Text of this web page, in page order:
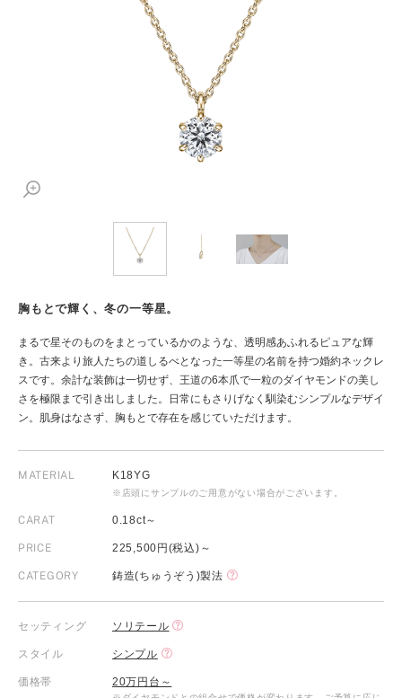
胸もとで輝く、冬の一等星。
まるで星そのものをまとっているかのような、透明感あふれるピュアな輝
き。古来より旅人たちの道しるべとなった一等星の名前を持つ婚約ネックレ
スです。余計な装飾は一切せず、王道の6本爪で一粒のダイヤモンドの美し
さを極限まで引き出しました。日常にもさりげなく馴染むシンプルなデザイ
ン。肌身はなさず、胸もとで存在を感じていただけます。
MATERIAL K18YG
※店頭にサンプルのご用意がない場合がございます。
CARAT 0.18ct～
PRICE 225,500円(税込)～
CATEGORY 鋳造(ちゅうぞう)製法
セッティング ソリテール
スタイル シンプル
価格帯 20万円台～